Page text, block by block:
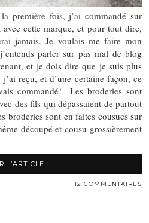
première fois, j’ai commandé sur
avec cette marque, et pour tout dire,
jamais. Je voulais me faire mon
parler sur pas mal de blog
et je dois dire que je suis plus
reçu, et d’une certaine façon, ce
commandé! Les broderies sont
des fils qui dépassaient de partout
broderies sont en faites cousues sur
découpé et cousu grossièrement
L’ARTICLE
12 COMMENTAIRES